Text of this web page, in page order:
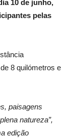
10 de junho,
pelas
8 quilómetros e
paisagens
natureza”,
edição